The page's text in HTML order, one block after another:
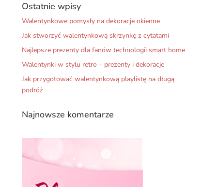
Ostatnie wpisy
Walentynkowe pomysły na dekoracje okienne
Jak stworzyć walentynkową skrzynkę z cytatami
Najlepsze prezenty dla fanów technologii smart home
Walentynki w stylu retro – prezenty i dekoracje
Jak przygotować walentynkową playlistę na długą
podróż
Najnowsze komentarze